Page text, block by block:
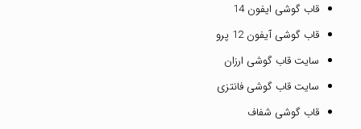
قاب گوشی ایفون 14
قاب گوشی آیفون 12 پرو
سایت قاب گوشی ارزان
سایت قاب گوشی فانتزی
قاب گوشی شفاف